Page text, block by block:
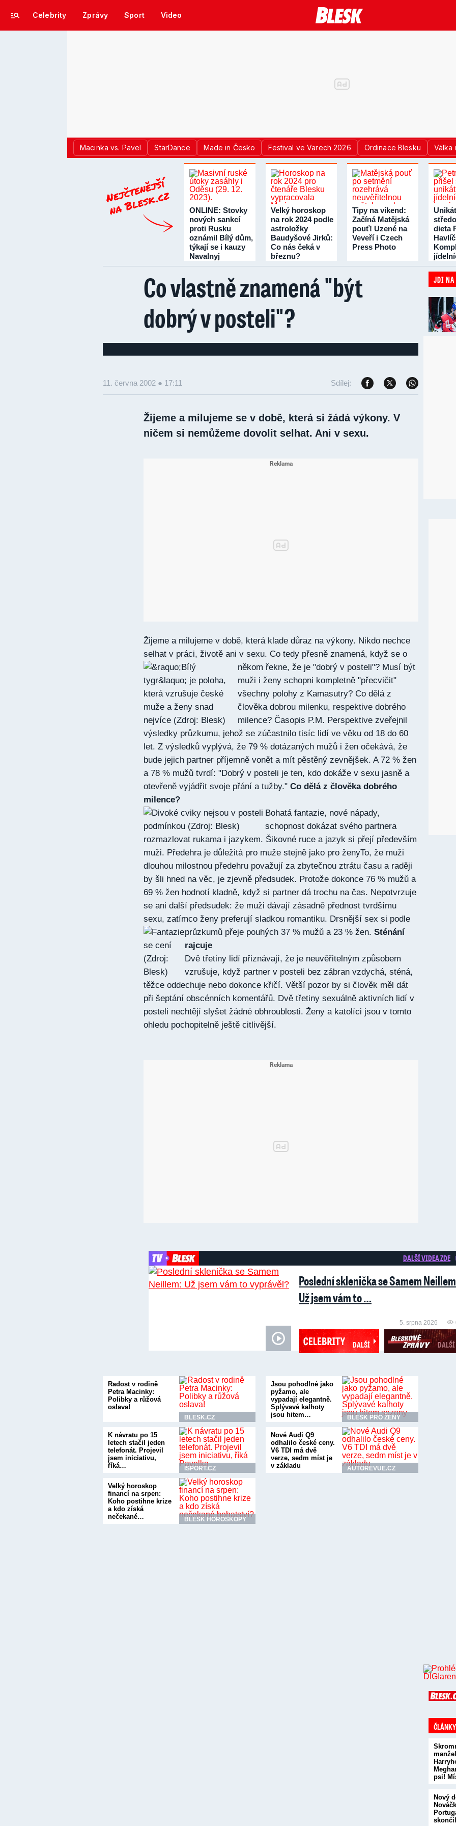
Celebrity Zprávy Sport Video
Macinka vs. Pavel StarDance Made in Česko Festival ve Varech 2026 Ordinace Blesku Válka
ONLINE: Stovky
nových sankcí
proti Rusku
oznámil Bílý dům,
týkají se i kauzy
Navalnyj
Velký horoskop
na rok 2024 podle
astroložky
Baudyšové Jirků:
Co nás čeká v
březnu?
Tipy na víkend:
Začíná Matějská
pouť! Uzené na
Veveří i Czech
Press Photo
dieta
třicet
Co vlastně znamená "být
dobrý v posteli"?
11. června 2002 ● 17:11 Sdílej:
Žijeme a milujeme se v době, která si žádá výkony. V
ničem si nemůžeme dovolit selhat. Ani v sexu.
Žijeme a milujeme v době, která klade důraz na výkony. Nikdo nechce
selhat v práci, životě ani v sexu. Co tedy přesně znamená, když se o
někom řekne, že je "dobrý v posteli"? Musí být
muži i ženy schopni kompletně "přecvičit"
všechny polohy z Kamasutry? Co dělá z
člověka dobrou milenku, respektive dobrého
milence? Časopis P.M. Perspektive zveřejnil
výsledky průzkumu, jehož se zúčastnilo tisíc lidí ve věku od 18 do 60
let. Z výsledků vyplývá, že 79 % dotázaných mužů i žen očekává, že
bude jejich partner příjemně vonět a mít pěstěný zevnějšek. A 72 % žen
a 78 % mužů tvrdí: "Dobrý v posteli je ten, kdo dokáže v sexu jasně a
otevřeně vyjádřit svoje přání a tužby." Co dělá z člověka dobrého
milence?
Bohatá fantazie, nové nápady,
schopnost dokázat svého partnera
rozmazlovat rukama i jazykem. Šikovné ruce a jazyk si přejí především
muži. Předehra je důležitá pro muže stejně jako pro ženyTo, že muži
dlouhou milostnou předehru považují za zbytečnou ztrátu času a raději
by šli hned na věc, je zjevně předsudek. Protože dokonce 76 % mužů a
69 % žen hodnotí kladně, když si partner dá trochu na čas. Nepotvrzuje
se ani další předsudek: že muži dávají zásadně přednost tvrdšímu
sexu, zatímco ženy preferují sladkou romantiku. Drsnější sex si podle
průzkumů přeje pouhých 37 % mužů a 23 % žen. Sténání
rajcuje
Dvě třetiny lidí přiznávají, že je neuvěřitelným způsobem
vzrušuje, když partner v posteli bez zábran vzdychá, sténá,
těžce oddechuje nebo dokonce křičí. Větší pozor by si člověk měl dát
při šeptání obscénních komentářů. Dvě třetiny sexuálně aktivních lidí v
posteli nechtějí slyšet žádné obhroublosti. Ženy a katolíci jsou v tomto
ohledu pochopitelně ještě citlivější.
DALŠÍ VIDEA ZDE
Poslední sklenička se Samem
Už jsem vám to …
5. srpna 2026
DALŠÍ DALŠÍ
Radost v rodině
Petra Macinky:
Polibky a růžová
oslava!
BLESK.CZ
Jsou pohodlné jako
pyžamo, ale
vypadají elegantně.
Splývavé kalhoty
jsou hitem…
BLESK PRO ŽENY
K návratu po 15
letech stačil jeden
telefonát. Projevil
jsem iniciativu,
říká…
ISPORT.CZ
Nové Audi Q9
odhalilo české ceny.
V6 TDI má dvě
verze, sedm míst je
v základu
AUTOREVUE.CZ
Velký horoskop
financí na srpen:
Koho postihne krize
a kdo získá
nečekané…
BLESK HOROSKOPY
JDI NA
psi!
Nový